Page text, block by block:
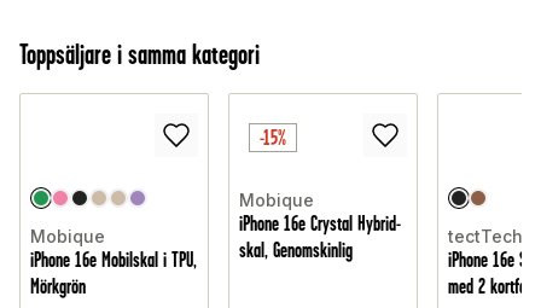
Toppsäljare i samma kategori
Mobique
iPhone 16e Mobilskal i TPU,
Mörkgrön
-15%
Mobique
iPhone 16e Crystal Hybrid-
skal, Genomskinlig
tectTech
iPhone 16e
med 2